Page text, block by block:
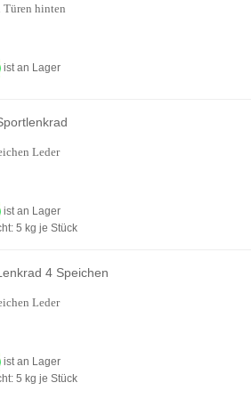
Türen hinten
ist an Lager
Leder
ist an Lager
5 kg je Stück
4 Speichen
Leder
ist an Lager
5 kg je Stück